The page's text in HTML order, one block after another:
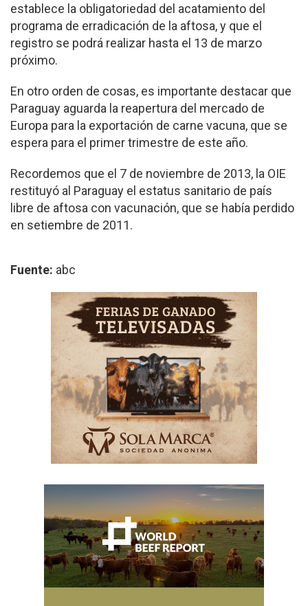
establece la obligatoriedad del acatamiento del
programa de erradicación de la aftosa, y que el
registro se podrá realizar hasta el 13 de marzo
próximo.
En otro orden de cosas, es importante destacar que
Paraguay aguarda la reapertura del mercado de
Europa para la exportación de carne vacuna, que se
espera para el primer trimestre de este año.
Recordemos que el 7 de noviembre de 2013, la OIE
restituyó al Paraguay el estatus sanitario de país
libre de aftosa con vacunación, que se había perdido
en setiembre de 2011.
Fuente: abc